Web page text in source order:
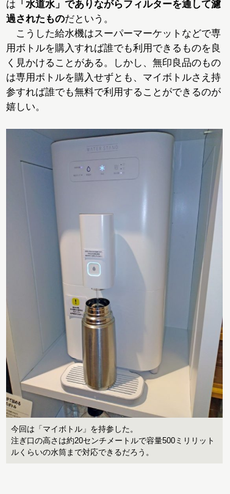
は 「水道水」でありながらフィルターを通して濾
過されたものだという。
こうした給水機はスーパーマーケットなどで専
用ボトルを購入すれば誰でも利用できるものを良
く見かけることがある。しかし、無印良品のもの
は専用ボトルを購入せずとも、マイボトルさえ持
参すれば誰でも無料で利用することができるのが
嬉しい。
今回は「マイボトル」を持参した。
注ぎ口の高さは約20センチメートルで容量500ミリリット
ルくらいの水筒まで対応できるだろう。